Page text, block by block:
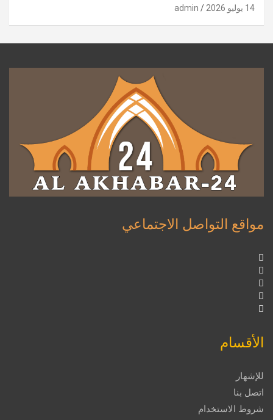
14 يوليو 2026 admin
مواقع التواصل الاجتماعي
الأقسام
للإشهار
اتصل بنا
شروط الاستخدام